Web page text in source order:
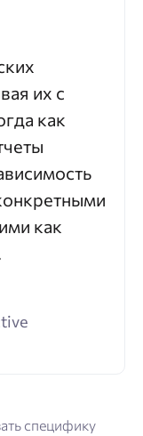
их с
как
как
специфику